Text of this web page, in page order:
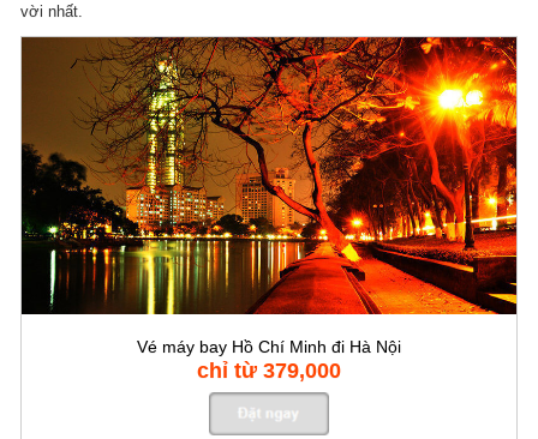
vời nhất.
Vé máy bay Hồ Chí Minh đi Hà Nội
chỉ từ 379,000